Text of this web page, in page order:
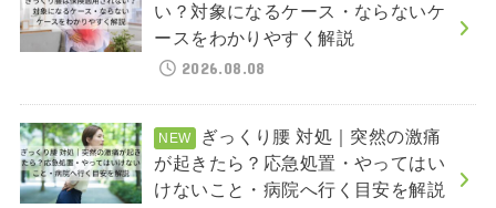
い？対象になるケース・ならないケ
ースをわかりやすく解説
2026.08.08
ぎっくり腰 対処｜突然の激痛
が起きたら？応急処置・やってはい
けないこと・病院へ行く目安を解説